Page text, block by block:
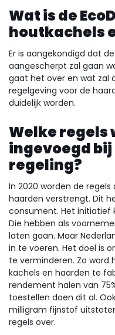
Wat is de
houtkachels
Er is aangekondigd dat
aangescherpt zal gaan
gaat het over en wat zal
regelgeving voor de
duidelijk worden.
Welke regels
ingevoegd bij
regeling?
In 2020 worden de
haarden verstrengt. Dit
consument. Het initiatief
Die hebben als
laten gaan. Maar
in te voeren. Het doel is
te verminderen. Zo
kachels en haarden te
rendement halen van
toestellen doen dit al.
milligram fijnstof
regels over.